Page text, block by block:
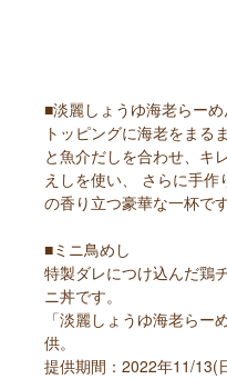
■淡麗しょうゆ海老らーめ
トッピングに海老をまる
と魚介だしを合わせ、キ
えしを使い、 さらに手
の香り立つ豪華な一杯です
■ミニ鳥めし
特製ダレにつけ込んだ鶏
ニ丼です。
「淡麗しょうゆ海老らー
供。
提供期間：2022年11/13(